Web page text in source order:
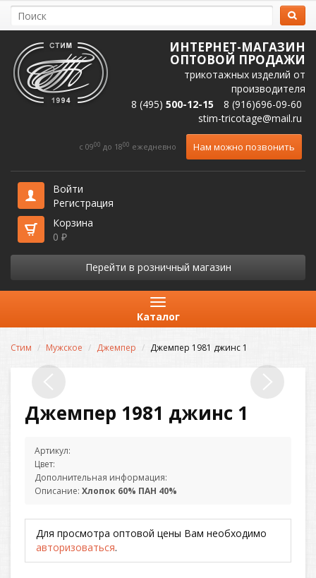
ИНТЕРНЕТ-МАГАЗИН
ОПТОВОЙ ПРОДАЖИ
трикотажных изделий от
производителя
8 (495) 500-12-15
8 (916)696-09-60
stim-tricotage@mail.ru
c 0900 до 1800 ежедневно Нам можно позвонить
Войти
Регистрация
Корзина
0 ₽
Перейти в розничный магазин
Каталог
Стим Мужское Джемпер Джемпер 1981 джинс 1
Джемпер 1981 джинс 1
Артикул:
Цвет:
Дополнительная информация:
Описание: Хлопок 60% ПАН 40%
Для просмотра оптовой цены Вам необходимо
авторизоваться.